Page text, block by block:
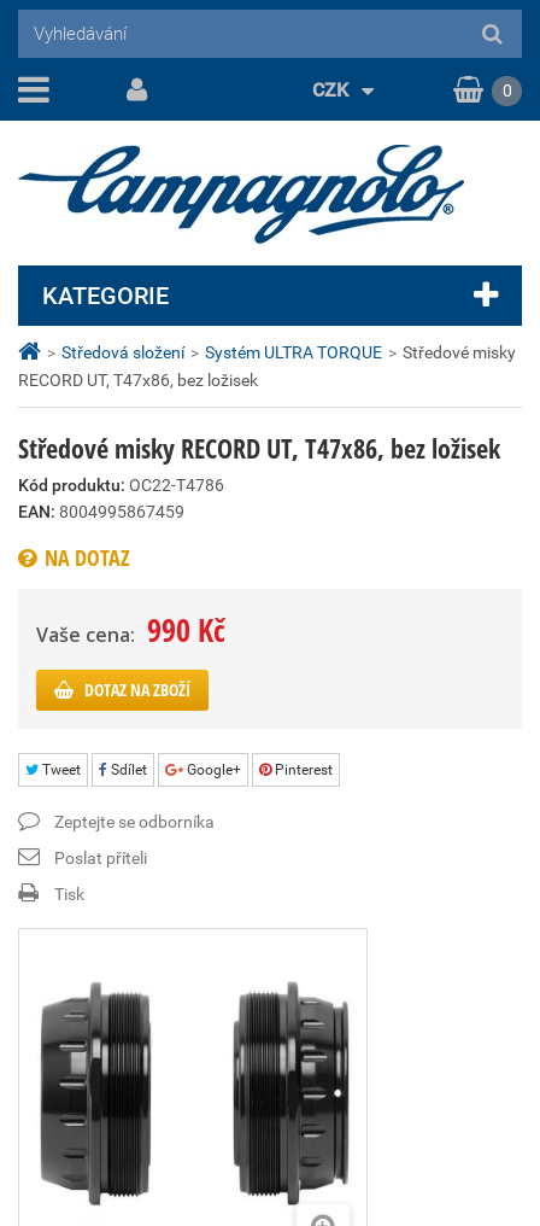
> Středová složení > Systém ULTRA TORQUE > Středové misky
RECORD UT, T47x86, bez ložisek
Středové misky RECORD UT, T47x86, bez ložisek
Kód produktu: OC22-T4786
EAN: 8004995867459
NA DOTAZ
Vaše cena: 990 Kč
DOTAZ NA ZBOŽÍ
Tweet Sdílet Google+ Pinterest
Zeptejte se odborníka
Poslat příteli
Tisk
KATEGORIE
CZK 0